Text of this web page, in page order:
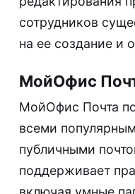
сотрудников
на ее создание и
МойОфис
МойОфис Почта
всеми
публичными
поддерживает